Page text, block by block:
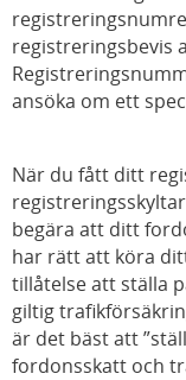
registreringsbevis
ansöka om ett
När du fått ditt
begära att ditt
har rätt att köra
tillåtelse att ställa
giltig
är det bäst att
fordonsskatt och